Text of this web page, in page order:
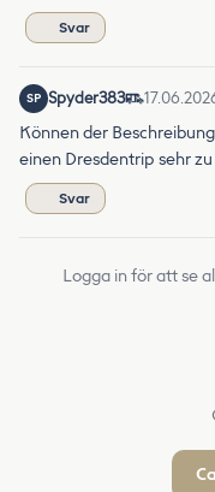
Svar
SP Spyder383
Können der
einen Dresdentrip sehr
Svar
Logga in för att se